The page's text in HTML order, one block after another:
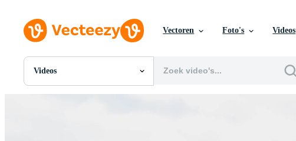
Vectoren Foto's Videos
Videos
Alle Afbeeldingen